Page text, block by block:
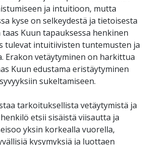
ja intuitioon, mutta
kyse on selkeydestä ja tietoisesta
Kuun tapauksessa henkinen
tulevat intuitiivisten tuntemusten ja
Erakon vetäytyminen on harkittua
Kuun edustama eristäytyminen
sukeltamiseen.
tarkoituksellista vetäytymistä ja
etsii sisäistä viisautta ja
yksin korkealla vuorella,
kysymyksiä ja luottaen